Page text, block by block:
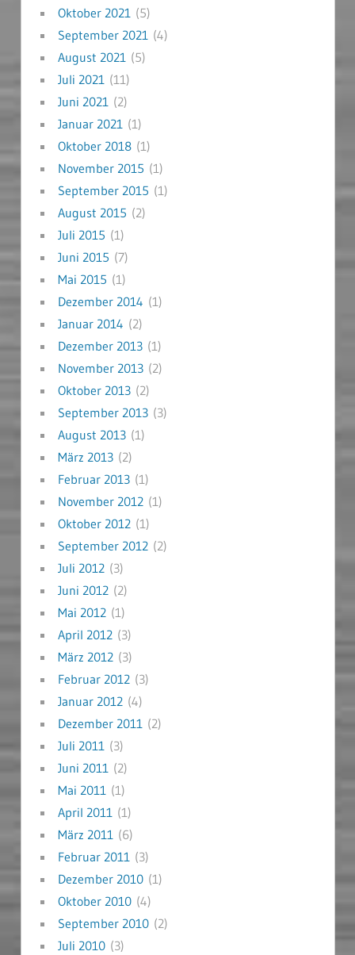
Oktober 2021(5)
September 2021(4)
August 2021(5)
Juli 2021(11)
Juni 2021(2)
Januar 2021(1)
Oktober 2018(1)
November 2015 (1)
September 2015 (1)
August 2015 (2)
Juli 2015 (1)
Juni 2015 (7)
Mai 2015 (1)
Dezember 2014 (1)
Januar 2014 (2)
Dezember 2013(1)
November 2013(2)
Oktober 2013(2)
September 2013(3)
August 2013(1)
März 2013(2)
Februar 2013(1)
November 2012(1)
Oktober 2012(1)
September 2012(2)
Juli 2012(3)
Juni 2012(2)
Mai 2012(1)
April 2012(3)
März 2012(3)
Februar 2012(3)
Januar 2012(4)
Dezember 2011(2)
Juli 2011(3)
Juni 2011(2)
Mai 2011(1)
April 2011(1)
März 2011(6)
Februar 2011(3)
Dezember 2010(1)
Oktober 2010(4)
September 2010(2)
Juli 2010(3)